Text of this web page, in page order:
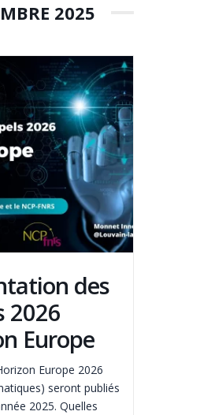
2025
des
2026
Europe
Europe 2026
seront publiés
2025. Quelles